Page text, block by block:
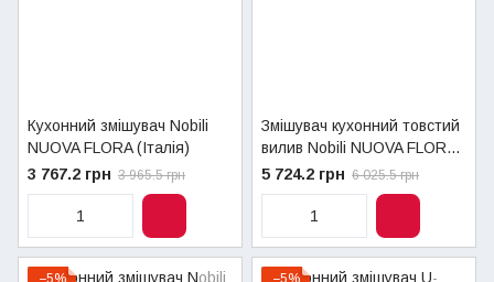
Кухонний змішувач Nobili
NUOVA FLORA (Італія)
3 767.2 грн 3 965.5 грн
Змішувач кухонний товстий
вилив Nobili NUOVA FLORA
(Італія)
5 724.2 грн 6 025.5 грн
−5% −5%